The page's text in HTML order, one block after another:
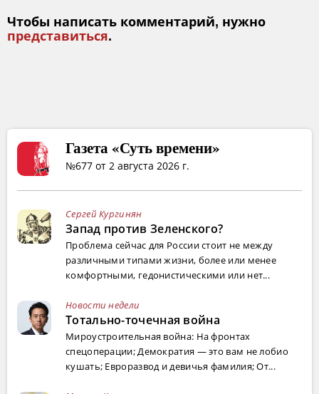
Чтобы написать комментарий, нужно
представиться.
Газета «Суть времени»
№677 от 2 августа 2026 г.
Сергей Кургинян
Запад против Зеленского?
Проблема сейчас для России стоит не между
различными типами жизни, более или менее
комфортными, гедонистическими или нет...
Новости недели
Тотально-точечная война
Мироустроительная война: На фронтах
спецоперации; Демократия — это вам не лобио
кушать; Евроразвод и девичья фамилия; От...